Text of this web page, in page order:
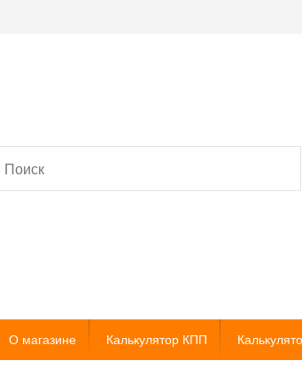
О магазине Калькулятор КПП